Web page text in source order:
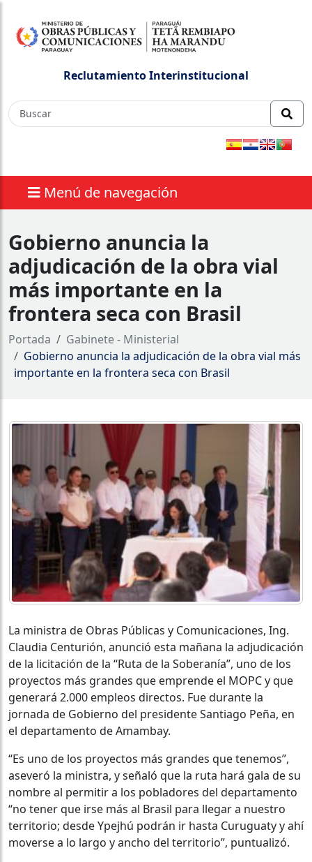
Reclutamiento Interinstitucional
Menú de navegación
Gobierno anuncia la
adjudicación de la obra vial
más importante en la
frontera seca con Brasil
Portada
Gabinete - Ministerial
Gobierno anuncia la adjudicación de la obra vial más
importante en la frontera seca con Brasil
La ministra de Obras Públicas y Comunicaciones, Ing.
Claudia Centurión, anunció esta mañana la adjudicación
de la licitación de la “Ruta de la Soberanía”, uno de los
proyectos más grandes que emprende el MOPC y que
generará 2.000 empleos directos. Fue durante la
jornada de Gobierno del presidente Santiago Peña, en
el departamento de Amambay.
“Es uno de los proyectos más grandes que tenemos”,
aseveró la ministra, y señaló que la ruta hará gala de su
nombre al permitir a los pobladores del departamento
“no tener que irse más al Brasil para llegar a nuestro
territorio; desde Ypejhú podrán ir hasta Curuguaty y ahí
moverse a lo largo y ancho del territorio”, puntualizó.